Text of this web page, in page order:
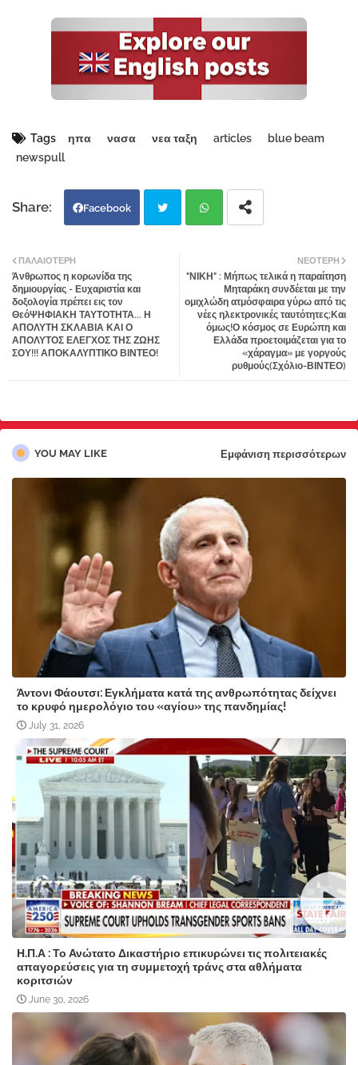
Tags ηπα νασα νεα ταξη articles
blue beam
newspull
Facebook
atsa
pp
ΝΕΌΤΕΡΗ
"ΝΙΚΗ" : Μήπως τελικά η παραίτηση
Μηταράκη συνδέεται με την
ομιχλώδη ατμόσφαιρα γύρω από τις
νέες ηλεκτρονικές ταυτότητες;Και
όμως!Ο κόσμος σε Ευρώπη και
Ελλάδα προετοιμάζεται για το
«χάραγμα» με γοργούς
ρυθμούς(Σχόλιο-ΒΙΝΤΕΟ)
ΠΑΛΑΙΌΤΕΡΗ
Άνθρωπος η κορωνίδα της
δημιουργίας - Ευχαριστία και
δοξολογία πρέπει εις τον
ΘεόΨΗΦΙΑΚΗ ΤΑΥΤΟΤΗΤΑ... Η
ΑΠΟΛΥΤΗ ΣΚΛΑΒΙΑ ΚΑΙ Ο
ΑΠΟΛΥΤΟΣ ΕΛΕΓΧΟΣ ΤΗΣ ΖΩΗΣ
ΣΟΥ!!! ΑΠΟΚΑΛΥΠΤΙΚΟ ΒΙΝΤΕΟ!
YOU MAY LIKE Εμφάνιση περισσότερων
Άντονι Φάουτσι: Εγκλήματα κατά της ανθρωπότητας δείχνει
το κρυφό ημερολόγιο του «αγίου» της πανδημίας!
July 31, 2026
Η.Π.Α : Το Ανώτατο Δικαστήριο επικυρώνει τις πολιτειακές
απαγορεύσεις για τη συμμετοχή τράνς στα αθλήματα
κοριτσιών
June 30, 2026